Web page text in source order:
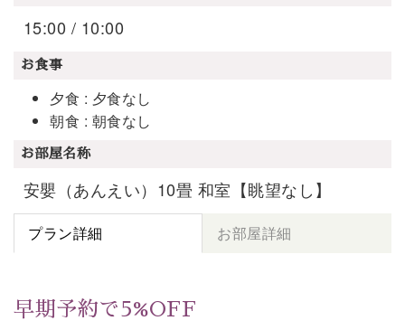
15:00 / 10:00
お食事
夕食 : 夕食なし
朝食 : 朝食なし
お部屋名称
安嬰（あんえい）10畳 和室【眺望なし】
プラン詳細 お部屋詳細
早期予約で5%OFF